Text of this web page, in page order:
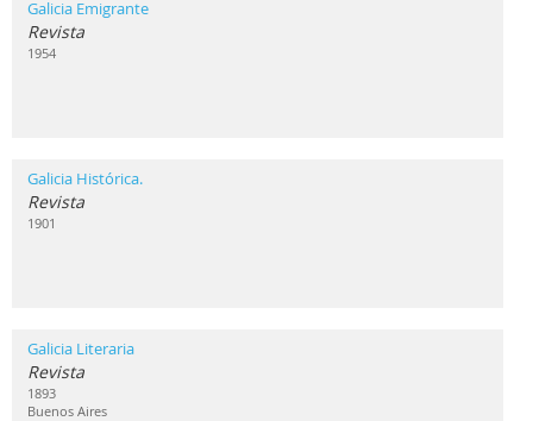
Galicia Emigrante
Revista
1954
Galicia Histórica.
Revista
1901
Galicia Literaria
Revista
1893
Buenos Aires